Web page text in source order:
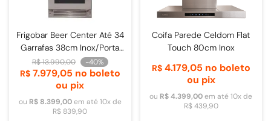
Frigobar Beer Center Até 34
Garrafas 38cm Inox/Porta
de Vidro - 4093840009
R$13.990,00 -40%
R$ 7.979,05 no boleto
ou pix
ou R$ 8.399,00em até10x de
R$ 839,90
Coifa Parede Celdom Flat
Touch 80cm Inox
R$ 4.179,05 no boleto
ou pix
ou R$ 4.399,00em até10x de
R$ 439,90